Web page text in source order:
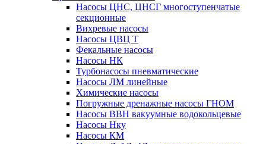
Насосы ЦНС, ЦНСГ многоступенчатые
секционные
Вихревые насосы
Насосы ЦВЦ Т
Фекальные насосы
Насосы НК
Турбонасосы пневматические
Насосы ЛМ линейные
Химические насосы
Погружные дренажные насосы ГНОМ
Насосы ВВН вакуумные водокольцевые
Насосы Нку
Насосы КМ